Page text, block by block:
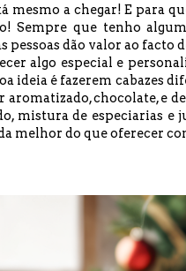
mesmo a chegar! E para
Sempre que tenho
pessoas dão valor ao
algo especial e
ideia é fazerem cabazes
aromatizado, chocolate, e
mistura de especiarias
melhor do que oferecer